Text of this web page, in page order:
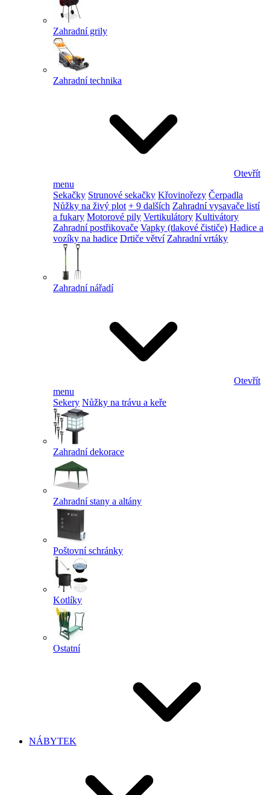
Zahradní grily
Zahradní technika
Otevřít
menu
Sekačky Strunové sekačky Křovinořezy Čerpadla
Nůžky na živý plot + 9 dalších Zahradní vysavače listí
a fukary Motorové pily Vertikulátory Kultivátory
Zahradní postřikovače Vapky (tlakové čističe) Hadice a
vozíky na hadice Drtiče větví Zahradní vrtáky
Zahradní nářadí
Otevřít
menu
Sekery Nůžky na trávu a keře
Zahradní dekorace
Zahradní stany a altány
Poštovní schránky
Kotlíky
Ostatní
NÁBYTEK